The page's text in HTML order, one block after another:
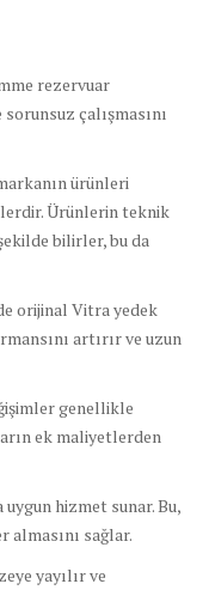
rezervuar
çalışmasını
ürünleri
Ürünlerin teknik
bilirler, bu da
orijinal Vitra yedek
artırır ve uzun
genellikle
ek maliyetlerden
hizmet sunar. Bu,
almasını sağlar.
yayılır ve